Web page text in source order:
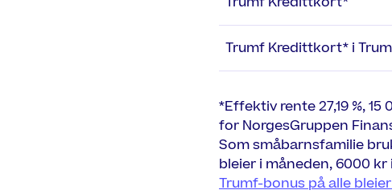
Trumf Kredittkort* i
*Effektiv rente 27,19 %,
for NorgesGruppen
Som småbarnsfamilie
bleier i måneden, 6000 kr
Trumf-bonus på alle